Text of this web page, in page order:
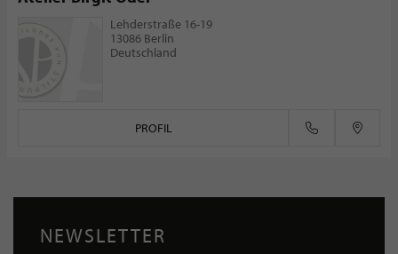
Lehderstraße 16-19
13086 Berlin
Deutschland
PROFIL
NEWSLETTER